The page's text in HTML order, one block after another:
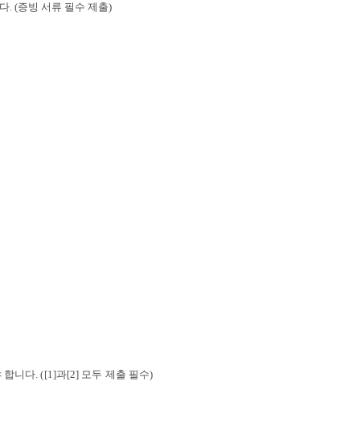
. (증빙 서류 필수 제출)
합니다. ([1]과[2] 모두 제출 필수)